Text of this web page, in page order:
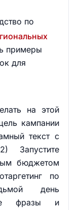
по
примеры
для
на этой
кампании
текст с
Запустите
бюджетом
по
день
фразы и